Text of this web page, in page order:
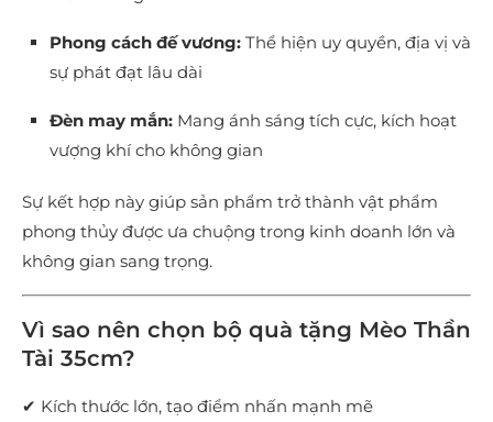
Phong cách đế vương: Thể hiện uy quyền, địa vị và
sự phát đạt lâu dài
Đèn may mắn: Mang ánh sáng tích cực, kích hoạt
vượng khí cho không gian
Sự kết hợp này giúp sản phẩm trở thành vật phẩm
phong thủy được ưa chuộng trong kinh doanh lớn và
không gian sang trọng.
Vì sao nên chọn bộ quà tặng Mèo Thần
Tài 35cm?
✔ Kích thước lớn, tạo điểm nhấn mạnh mẽ